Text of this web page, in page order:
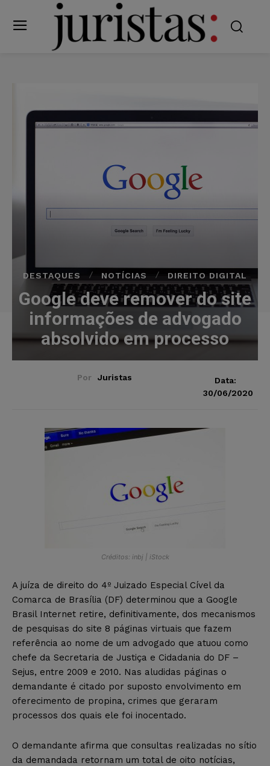
DESTAQUES NOTÍCIAS DIREITO DIGITAL
Google deve remover do site
informações de advogado
absolvido em processo
Por Juristas
Data:
30/06/2020
Créditos: inbj | iStock
A juíza de direito do 4º Juizado Especial Cível da
Comarca de Brasília (DF) determinou que a Google
Brasil Internet retire, definitivamente, dos mecanismos
de pesquisas do site 8 páginas virtuais que fazem
referência ao nome de um advogado que atuou como
chefe da Secretaria de Justiça e Cidadania do DF –
Sejus, entre 2009 e 2010. Nas aludidas páginas o
demandante é citado por suposto envolvimento em
oferecimento de propina, crimes que geraram
processos dos quais ele foi inocentado.
O demandante afirma que consultas realizadas no sítio
da demandada retornam um total de oito notícias,